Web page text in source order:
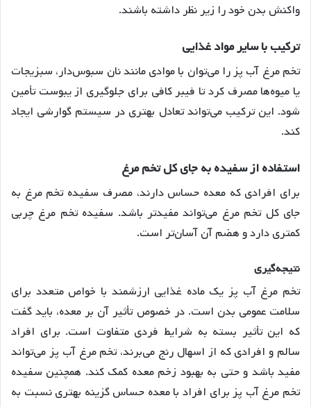
واکنش بدن خود را زیر نظر داشته باشند.
ترکیبباسایرموادغذایی
تخم مرغ آب پز را می‌توان با موادی مانند نان سبوس‌دار، سبزیجات
یا میوه‌ها مصرف کرد تا فیبر کافی برای جلوگیری از یبوست تأمین
شود. این ترکیب می‌تواند تعادل بهتری در سیستم گوارشی ایجاد
کند.
استفادهازسفیدهبهجایکلتخممرغ
برای افرادی که معده حساس دارند، مصرف سفیده تخم مرغ به
جای کل تخم مرغ می‌تواند مفیدتر باشد. سفیده تخم مرغ چربی
کمتری دارد و هضم آن آسان‌تر است.
نتیجهگیری
تخم مرغ آب پز یک ماده غذایی ارزشمند با خواص متعدد برای
سلامت عمومی بدن است. در خصوص تأثیر آن بر معده، باید گفت
که این تأثیر بسته به شرایط فردی متفاوت است. برای افراد
سالم و افرادی که از اسهال رنج می‌برند، تخم مرغ آب پز می‌تواند
مفید باشد و حتی به بهبود زخم معده کمک کند. همچنین سفیده
تخم مرغ آب پز برای افراد با معده حساس گزینه بهتری نسبت به